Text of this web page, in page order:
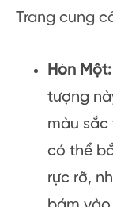
Trang cung
Hòn Một:
tượng
màu sắc
có thể
rực rỡ,